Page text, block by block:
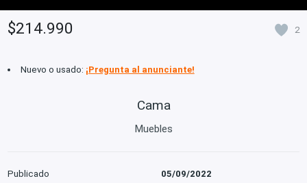
$214.990 2
Nuevo o usado: ¡Pregunta al anunciante!
Cama
Muebles
Publicado
05/09/2022